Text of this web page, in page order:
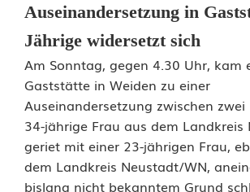
J
u
g
e
n
d
Auseinandersetzung in
Jährige widersetzt sich
Am Sonntag, gegen 4.30 Uhr, kam
Gaststätte in Weiden zu einer
Auseinandersetzung zwischen zwei
34-jährige Frau aus dem Landkreis
geriet mit einer 23-jährigen Frau,
dem Landkreis Neustadt/WN,
bislang nicht bekanntem Grund